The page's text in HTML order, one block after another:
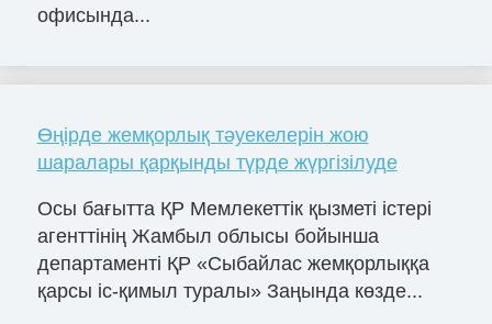
офисында...
Өңірде жемқорлық тәуекелерін жою
шаралары қарқынды түрде жүргізілуде
Осы бағытта ҚР Мемлекеттік қызметі істері
агенттінің Жамбыл облысы бойынша
департаменті ҚР «Сыбайлас жемқорлыққа
қарсы іс-қимыл туралы» Заңында көзде...